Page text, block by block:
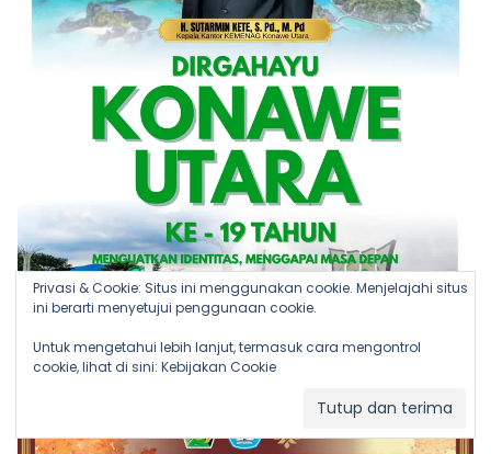
Privasi & Cookie: Situs ini menggunakan cookie. Menjelajahi situs
ini berarti menyetujui penggunaan cookie.
Untuk mengetahui lebih lanjut, termasuk cara mengontrol
cookie, lihat di sini: Kebijakan Cookie